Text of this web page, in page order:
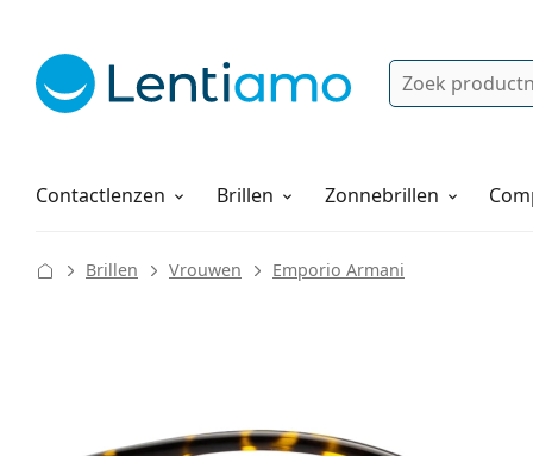
Zoek
Contactlenzen
Lenzenvloeistoffen Brillen Zonnebrillen
Hoe bestellen
Brillen Vrouwen Emporio Armani